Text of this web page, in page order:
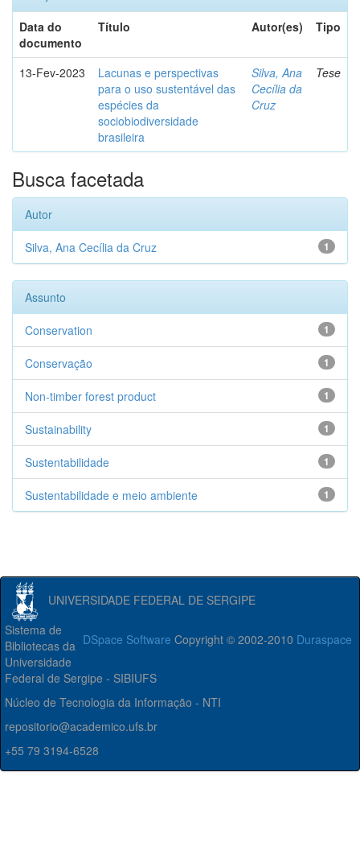
Data do
documento
Título Autor(es) Tipo
13-Fev-2023
Lacunas e perspectivas
para o uso sustentável das
espécies da
sociobiodiversidade
brasileira
Silva, Ana
Cecília da
Cruz
Tese
Busca facetada
Autor
1
Silva, Ana Cecília da Cruz
Assunto
1
Conservation
1
Conservação
1
Non-timber forest product
1
Sustainability
1
Sustentabilidade
1
Sustentabilidade e meio ambiente
UNIVERSIDADE FEDERAL DE SERGIPE
DSpace Software Copyright © 2002-2010 Duraspace
Sistema de
Bibliotecas da
Universidade
Federal de Sergipe - SIBIUFS
Núcleo de Tecnologia da Informação - NTI
repositorio@academico.ufs.br
+55 79 3194-6528